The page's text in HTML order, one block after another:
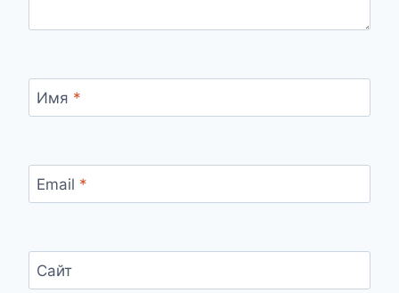
Имя *
Email *
Сайт